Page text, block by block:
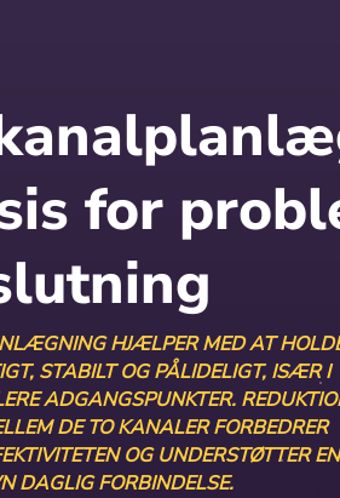
for
HJÆLPER MED AT
STABILT OG PÅLIDELIGT, ISÆR I
ADGANGSPUNKTER.
DE TO KANALER FORBEDRER
OG UNDERSTØTTER EN
DAGLIG FORBINDELSE.